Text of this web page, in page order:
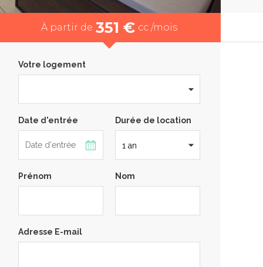
À partir de 351 € cc /mois
Votre logement
Date d'entrée Durée de location
Prénom Nom
Adresse E-mail